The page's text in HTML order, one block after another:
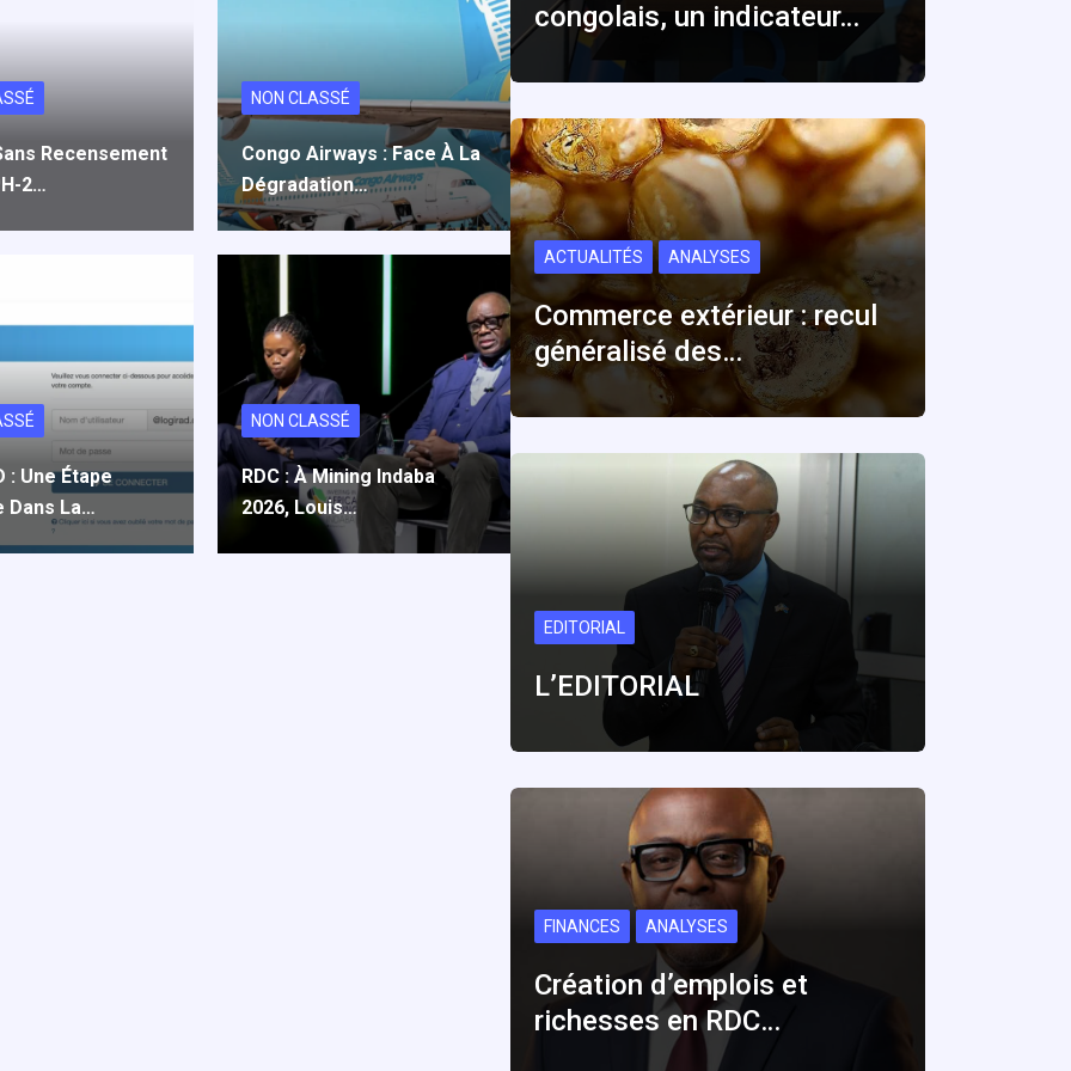
Recensement
2…
NON CLASSÉ
Congo Airways : Face À La
Dégradation…
: Une Étape
Dans La…
NON CLASSÉ
RDC : À Mining Indaba
2026, Louis…
congolais, un indicateur…
ACTUALITÉS ANALYSES
Commerce extérieur : recul
généralisé des…
EDITORIAL
L’EDITORIAL
FINANCES ANALYSES
Création d’emplois et
richesses en RDC…